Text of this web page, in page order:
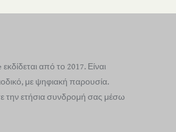
από το 2017. Είναι
με ψηφιακή παρουσία.
την ετήσια συνδρομή σας μέσω